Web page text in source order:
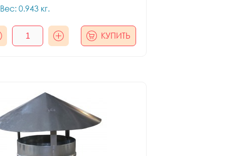
Вес: 0.943 кг.
КУПИТЬ